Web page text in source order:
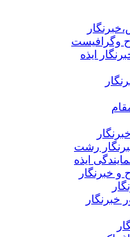
وگرافیست
ایذه
رشت
ایذه
خبرنگار